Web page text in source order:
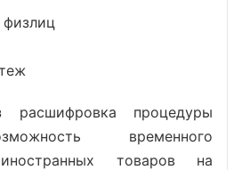
физлиц
расшифровка процедуры
временного
товаров на